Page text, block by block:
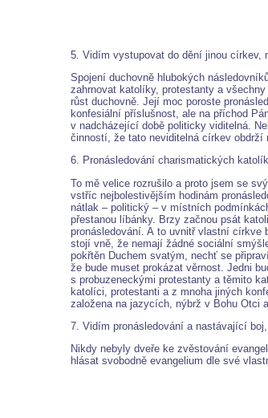
5. Vidím vystupovat do dění jinou církev,
Spojení duchovně hlubokých
zahrnovat katolíky, protestanty a
růst duchovně. Její moc poroste
konfesiální příslušnost, ale na příchod
v nadcházející době politicky viditelná.
činností, že tato neviditelná církev obdrží
6. Pronásledování charismatických
To mě velice rozrušilo a proto jsem se
vstříc nejbolestivějším hodinám
nátlak – politický – v místních
přestanou líbánky. Brzy začnou psát
pronásledování. A to uvnitř vlastní církve
stojí vně, že nemají žádné sociální
pokřtěn Duchem svatým, nechť se
že bude muset prokázat věrnost. Jedni
s probuzeneckými protestanty a těmito
katolíci, protestanti a z mnoha jiných
založena na jazycích, nýbrž v Bohu Otci
7. Vidím pronásledování a nastávající
Nikdy nebyly dveře ke zvěstování
hlásat svobodně evangelium dle své